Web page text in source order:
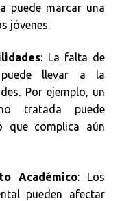
puede marcar una
jóvenes.
: La falta de
llevar a la
Por ejemplo, un
tratada puede
que complica aún
Académico: Los
pueden afectar